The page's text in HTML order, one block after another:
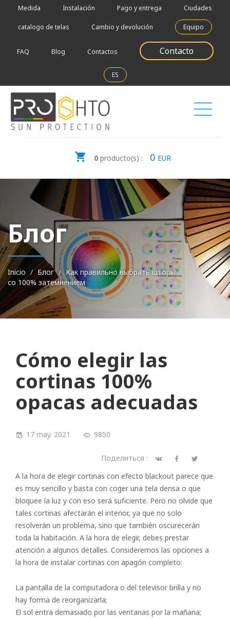
Medida Instalación Pago y entrega Ciudades
catalogo de telas Cambio y devolución Equipo
FAQ Blog Contactos Contacto
ES
0 producto(s) : 0 EUR
Блог
Inicio Блог
Как правильно выбрать шторы
со 100% затемнением
Cómo elegir las
cortinas 100%
opacas adecuadas
17 may. 2021 9850
Поделиться :
A la hora de elegir cortinas con efecto blackout parece que
es muy sencillo y basta con coger una tela densa o que
bloquee la luz y con eso será suficiente. Pero no olvide que
tales cortinas afectarán el interior, ya que no solo
resolverán un problema, sino que también oscurecerán
toda la habitación. A la hora de elegir, debes prestar
atención a algunos detalles. Consideremos las opciones a
la hora de instalar cortinas con apagón completo:
La pantalla de la computadora o del televisor brilla y no
hay forma de reorganizarla;
El sol entra demasiado por las ventanas por la mañana;